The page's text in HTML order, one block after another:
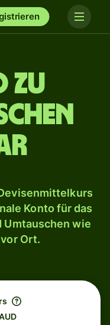
zu
Konto für das
Umtauschen wie
Ort.